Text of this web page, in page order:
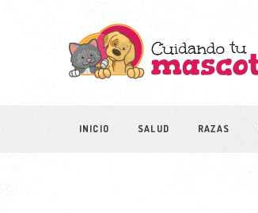
INICIO SALUD RAZAS